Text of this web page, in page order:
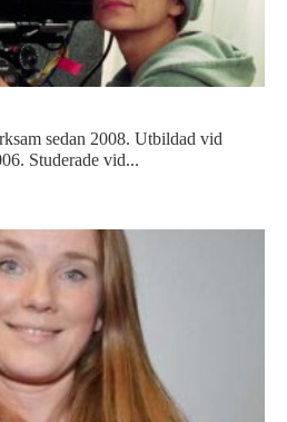
sedan 2008. Utbildad vid
Studerade vid...